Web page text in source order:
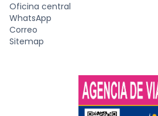
Oficina central
WhatsApp
Correo
Sitemap